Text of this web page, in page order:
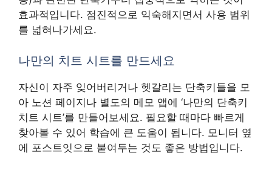
효과적입니다. 점진적으로 익숙해지면서 사용 범위
를 넓혀나가세요.
나만의 치트 시트를 만드세요
자신이 자주 잊어버리거나 헷갈리는 단축키들을 모
아 노션 페이지나 별도의 메모 앱에 ‘나만의 단축키
치트 시트’를 만들어보세요. 필요할 때마다 빠르게
찾아볼 수 있어 학습에 큰 도움이 됩니다. 모니터 옆
에 포스트잇으로 붙여두는 것도 좋은 방법입니다.